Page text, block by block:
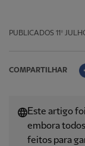
PUBLICADOS 11º
COMPARTILHAR
Este artigo
embora
feitos para